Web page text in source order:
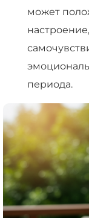
может
периода.